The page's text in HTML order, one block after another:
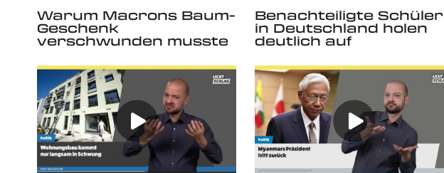
Warum Macrons Baum-
Geschenk
verschwunden musste
Benachteiligte Schüler
in Deutschland holen
deutlich auf